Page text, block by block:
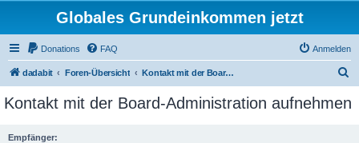
Globales Grundeinkommen jetzt
Donations FAQ Anmelden
dadabit Foren-Übersicht Kontakt mit der Board-Administration aufnehmen
c
Kontakt mit der Board-Administration aufnehmen
Empfänger: